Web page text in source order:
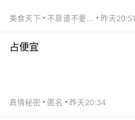
美食天下 不靠谱不要联系 昨天20:51
占便宜
真情秘密 匿名 昨天20:34